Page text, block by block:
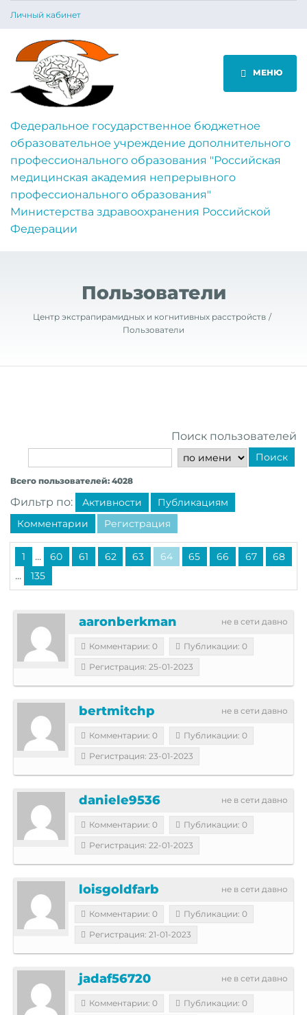
Личный кабинет
МЕНЮ
Федеральное государственное бюджетное
образовательное учреждение дополнительного
профессионального образования "Российская
медицинская академия непрерывного
профессионального образования"
Министерства здравоохранения Российской
Федерации
Пользователи
Центр экстрапирамидных и когнитивных расстройств
Пользователи
Поиск пользователей
Поиск
Всего пользователей: 4028
Фильтр по: Активности
Публикациям
Комментарии
Регистрация
1 ... 60 61 62 63 64 65 66 67 68
... 135
не в сети давно
aaronberkman
Комментарии: 0
Публикации: 0
Регистрация: 25-01-2023
не в сети давно
bertmitchp
Комментарии: 0
Публикации: 0
Регистрация: 23-01-2023
не в сети давно
daniele9536
Комментарии: 0
Публикации: 0
Регистрация: 22-01-2023
не в сети давно
loisgoldfarb
Комментарии: 0
Публикации: 0
Регистрация: 21-01-2023
не в сети давно
jadaf56720
Комментарии: 0
Публикации: 0